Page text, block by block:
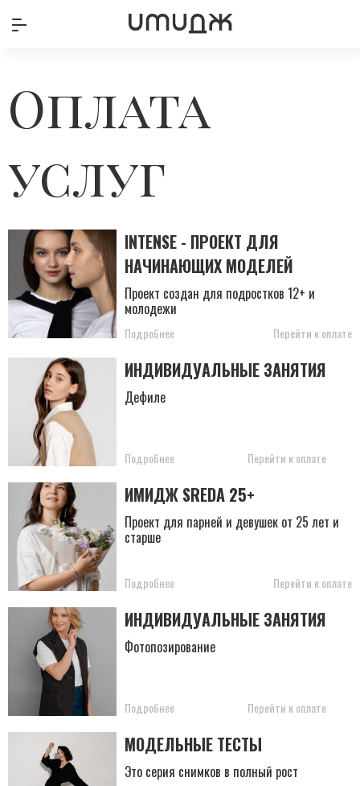
Оплата
услуг
INTENSE - ПРОЕКТ ДЛЯ
НАЧИНАЮЩИХ МОДЕЛЕЙ
Проект создан для подростков 12+ и
молодежи
Подробнее Перейти к оплате
ИНДИВИДУАЛЬНЫЕ ЗАНЯТИЯ
Дефиле
Подробнее Перейти к оплате
ИМИДЖ SREDA 25+
Проект для парней и девушек от 25 лет и
старше
Подробнее Перейти к оплате
ИНДИВИДУАЛЬНЫЕ ЗАНЯТИЯ
Фотопозирование
Подробнее Перейти к оплате
МОДЕЛЬНЫЕ ТЕСТЫ
Это серия снимков в полный рост